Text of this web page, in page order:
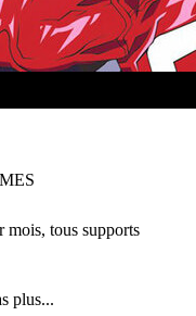
mois, tous supports
plus...